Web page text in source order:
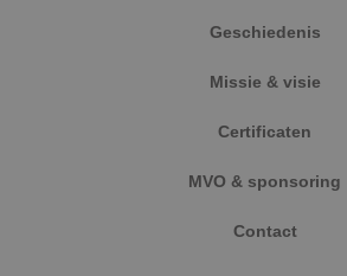
Geschiedenis
Missie & visie
Certificaten
MVO & sponsoring
Contact